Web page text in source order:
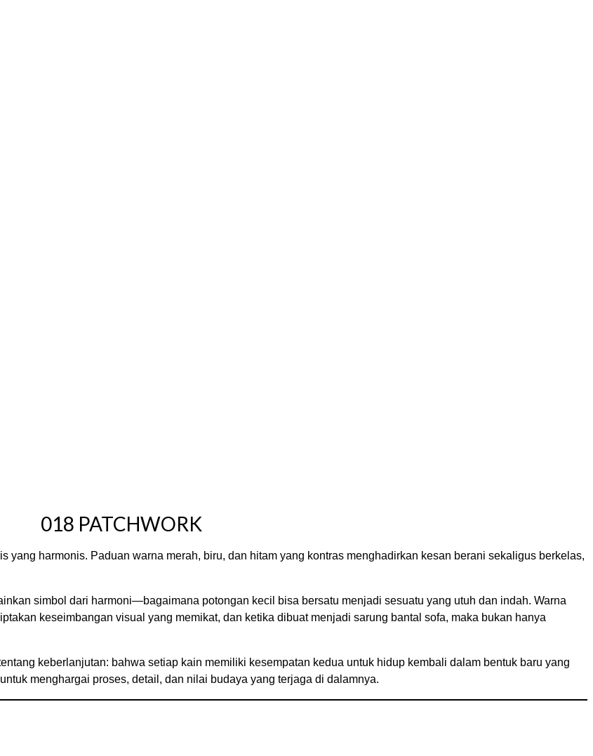
018 PATCHWORK
yang harmonis. Paduan warna merah, biru, dan hitam yang kontras menghadirkan kesan berani sekaligus berkelas,
simbol dari harmoni—bagaimana potongan kecil bisa bersatu menjadi sesuatu yang utuh dan indah. Warna
keseimbangan visual yang memikat, dan ketika dibuat menjadi sarung bantal sofa, maka bukan hanya
keberlanjutan: bahwa setiap kain memiliki kesempatan kedua untuk hidup kembali dalam bentuk baru yang
menghargai proses, detail, dan nilai budaya yang terjaga di dalamnya.